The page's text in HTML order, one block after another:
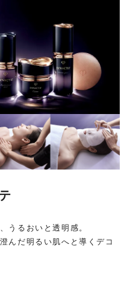
うるおいと透明感。
んだ明るい肌へと導くデコ